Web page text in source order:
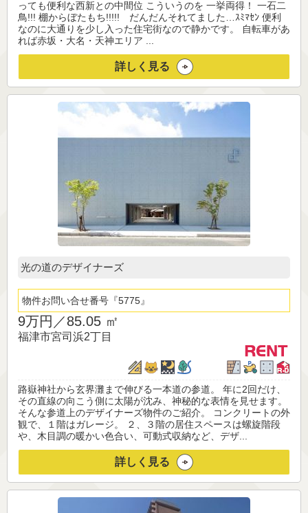
っても便利な西新との中間位 こういうのを 一挙両得！ 一石二
鳥!!! 棚からぼたもち!!!!! だんだんそれてました…ｽﾐﾏｾﾝ 便利
なのに大通りを少し入った住宅街なので静かです。 自転車があ
れば赤坂・大名・天神エリア ...
詳しく見る
光の道のデザイナーズ
物件お問い合せ番号 5775
9万円／85.05 ㎡
福津市宮司浜2丁目
路嶽神社から玄界灘まで伸びる一本道の参道。 年に2回だけ、
その直線の向こう側に太陽が沈み、神秘的な表情を見せます。
そんな参道上のデザイナーズ物件のご紹介。 コンクリートの外
観で、１階はガレージ。 ２、３階の居住スペースは螺旋階段
や、木目調の暖かい色合い、可動式収納など、デザ...
詳しく見る